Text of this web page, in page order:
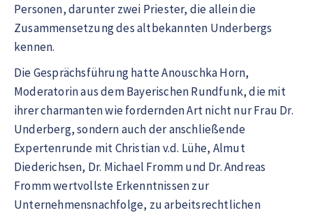
Personen, darunter zwei Priester, die allein die
Zusammensetzung des altbekannten Underbergs
kennen.
Die Gesprächsführung hatte Anouschka Horn,
Moderatorin aus dem Bayerischen Rundfunk, die mit
ihrer charmanten wie fordernden Art nicht nur Frau Dr.
Underberg, sondern auch der anschließende
Expertenrunde mit Christian v.d. Lühe, Almut
Diederichsen, Dr. Michael Fromm und Dr. Andreas
Fromm wertvollste Erkenntnissen zur
Unternehmensnachfolge, zu arbeitsrechtlichen